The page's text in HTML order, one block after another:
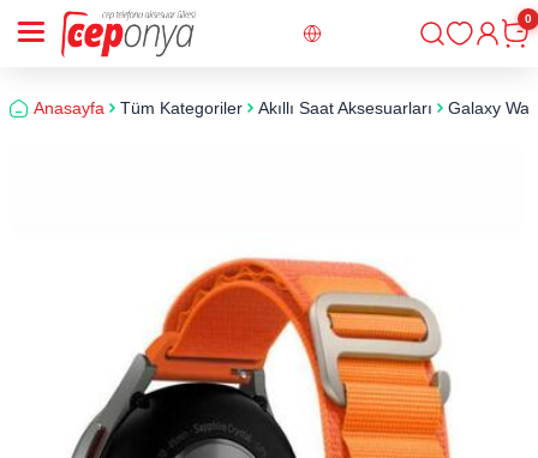
Giriş
0
Anasayfa Tüm Kategoriler Akıllı Saat Aksesuarları Galaxy